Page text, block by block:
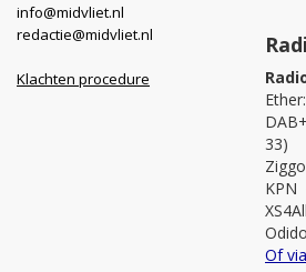
info@midvliet.nl
redactie@midvliet.nl
Klachten procedure
33)
KPN
Of